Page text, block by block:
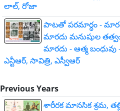
లాల్, రోజా
పాటతో పరమార్ధం -
మారదు మనుషుల
మారదు - ఆత్మ బంధువు
ఎన్టీఆర్, సావిత్రి, ఎస్వీఆర్
Previous Years
శారీరక మానసిక శ్రమ,